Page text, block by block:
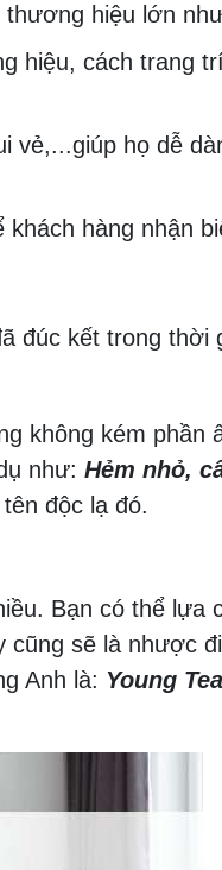
hiệu lớn
hiệu, cách trang
vẻ,...giúp họ dễ
hàng nhận
đúc kết trong thời
không kém phần
như: Hẻm nhỏ,
độc lạ đó.
Bạn có thể lựa
sẽ là nhược
Anh là: Young